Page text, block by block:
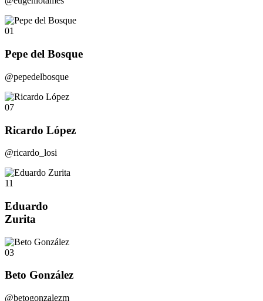
01
Pepe del Bosque
@pepedelbosque
07
Ricardo López
@ricardo_losi
11
Eduardo
Zurita
03
Beto González
@betogonzalezm_